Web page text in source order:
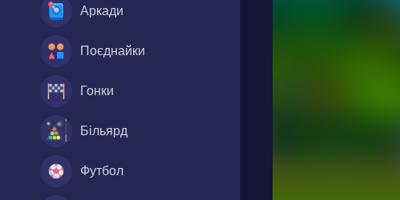
Аркади
Поєднайки
Гонки
Більярд
Футбол